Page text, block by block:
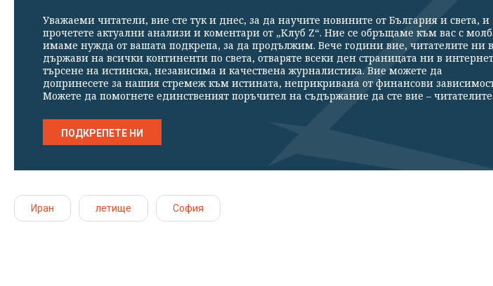
Уважаеми читатели, вие сте тук и днес, за да научите новините от България и света, и
прочетете актуални анализи и коментари от „Клуб Z“. Ние се обръщаме към вас с
имаме нужда от вашата подкрепа, за да продължим. Вече години вие, читателите ни
държави на всички континенти по света, отваряте всеки ден страницата ни в
търсене на истинска, независима и качествена журналистика. Вие можете да
допринесете за нашия стремеж към истината, неприкривана от финансови
Можете да помогнете единственият поръчител на съдържание да сте вие – читателите.
ПОДКРЕПЕТЕ НИ
Иран летище София